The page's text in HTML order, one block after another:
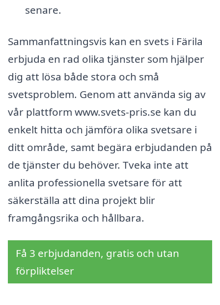
senare.
Sammanfattningsvis kan en svets i Färila
erbjuda en rad olika tjänster som hjälper
dig att lösa både stora och små
svetsproblem. Genom att använda sig av
vår plattform www.svets-pris.se kan du
enkelt hitta och jämföra olika svetsare i
ditt område, samt begära erbjudanden på
de tjänster du behöver. Tveka inte att
anlita professionella svetsare för att
säkerställa att dina projekt blir
framgångsrika och hållbara.
Få 3 erbjudanden, gratis och utan
förpliktelser